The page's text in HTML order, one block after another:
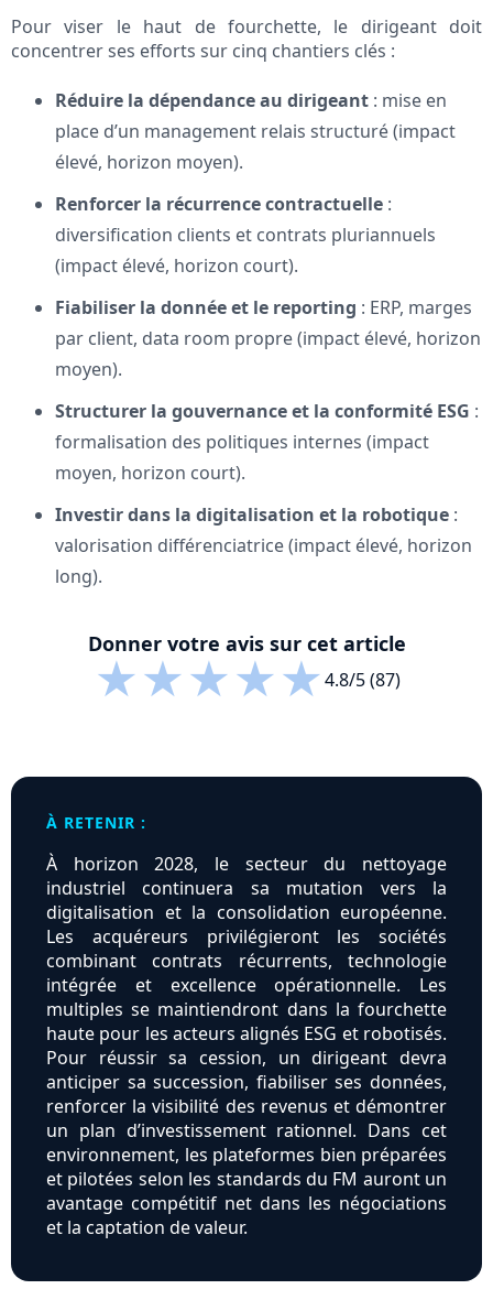
Pour viser le haut de fourchette, le dirigeant doit
concentrer ses efforts sur cinq chantiers clés :
Réduire la dépendance au dirigeant : mise en
place d’un management relais structuré (impact
élevé, horizon moyen).
Renforcer la récurrence contractuelle :
diversification clients et contrats pluriannuels
(impact élevé, horizon court).
Fiabiliser la donnée et le reporting : ERP, marges
par client, data room propre (impact élevé, horizon
moyen).
Structurer la gouvernance et la conformité ESG :
formalisation des politiques internes (impact
moyen, horizon court).
Investir dans la digitalisation et la robotique :
valorisation différenciatrice (impact élevé, horizon
long).
Donner votre avis sur cet article
★★★★★4.8/5 (87)
À RETENIR :
À horizon 2028, le secteur du nettoyage
industriel continuera sa mutation vers la
digitalisation et la consolidation européenne.
Les acquéreurs privilégieront les sociétés
combinant contrats récurrents, technologie
intégrée et excellence opérationnelle. Les
multiples se maintiendront dans la fourchette
haute pour les acteurs alignés ESG et robotisés.
Pour réussir sa cession, un dirigeant devra
anticiper sa succession, fiabiliser ses données,
renforcer la visibilité des revenus et démontrer
un plan d’investissement rationnel. Dans cet
environnement, les plateformes bien préparées
et pilotées selon les standards du FM auront un
avantage compétitif net dans les négociations
et la captation de valeur.